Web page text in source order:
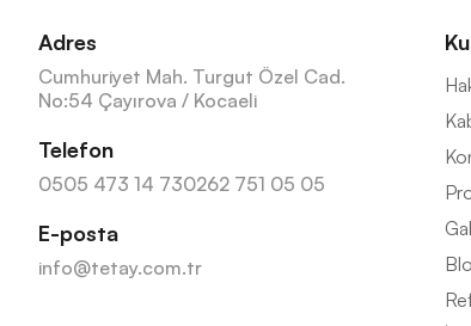
Adres
Cumhuriyet Mah. Turgut Özel Cad.
No:54 Çayırova / Kocaeli
Telefon
0505 473 14 730262 751 05 05
E-posta
info@tetay.com.tr